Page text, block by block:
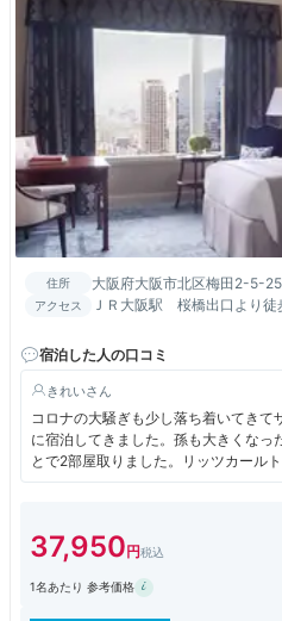
住所 大阪府大阪市北区梅田2-5-25
アクセス
ＪＲ大阪駅 桜橋出口より
宿泊した人の口コミ
きれい
コロナの大騒ぎも少し落ち着いてきて
に宿泊してきました。孫も大きくなっ
とで2部屋取りました。リッツカール
以前のコロナ前と同じでホテル利用の
えして頂きました。お祝いのメッセー
も素敵でリッツカールトン大阪を満喫
37,950
1名あたり 参考価格